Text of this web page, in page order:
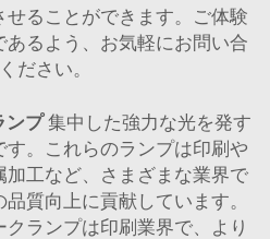
せることができます。ご体験
るよう、お気軽にお問い合
ださい。
ンプ集中した強力な光を発す
。これらのランプは印刷や
工など、さまざまな業界で
質向上に貢献しています。
ランプは印刷業界で、より